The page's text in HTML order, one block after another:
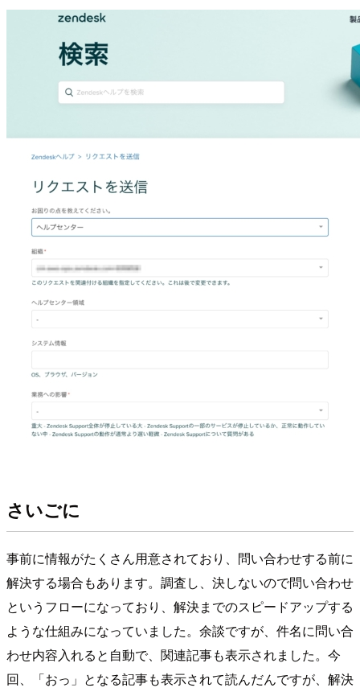
さいごに
事前に情報がたくさん用意されており、問い合わせする前に
解決する場合もあります。調査し、決しないので問い合わせ
というフローになっており、解決までのスピードアップする
ような仕組みになっていました。余談ですが、件名に問い合
わせ内容入れると自動で、関連記事も表示されました。今
回、「おっ」となる記事も表示されて読んだんですが、解決